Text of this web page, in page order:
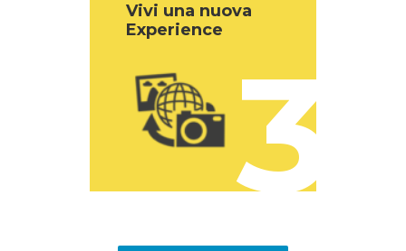
3
Vivi una nuova
Experience